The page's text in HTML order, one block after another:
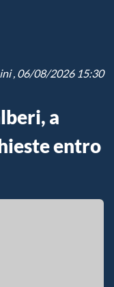
, 06/08/2026 15:30
a
entro